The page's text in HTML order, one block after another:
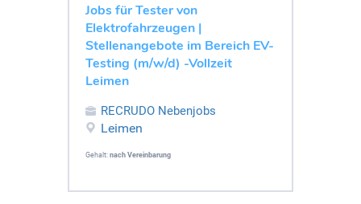
Jobs für Tester von
Elektrofahrzeugen |
Stellenangebote im Bereich EV-
Testing (m/w/d) -Vollzeit
Leimen
RECRUDO Nebenjobs
Leimen
Gehalt: nach Vereinbarung